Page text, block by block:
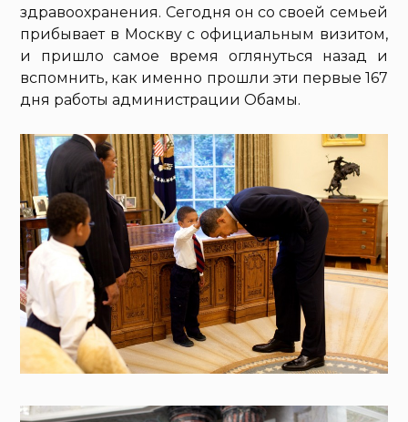
здравоохранения. Сегодня он со своей семьей
прибывает в Москву с официальным визитом,
и пришло самое время оглянуться назад и
вспомнить, как именно прошли эти первые 167
дня работы администрации Обамы.